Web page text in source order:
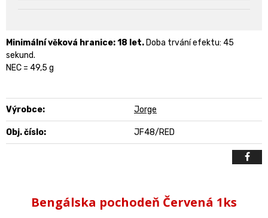
Minimální věková hranice: 18 let. Doba trvání efektu: 45
sekund.
NEC = 49,5 g
Výrobce: Jorge
Obj. číslo: JF48/RED
Bengálska pochodeň Červená 1ks